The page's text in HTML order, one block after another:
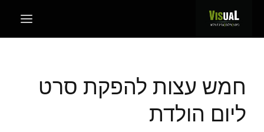
חמש עצות להפקת סרט
ליום הולדת